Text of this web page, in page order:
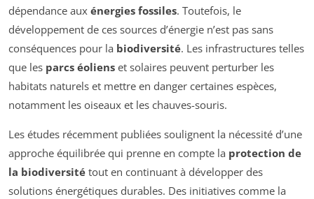
dépendance aux énergies fossiles. Toutefois, le
développement de ces sources d’énergie n’est pas sans
conséquences pour la biodiversité. Les infrastructures telles
que les parcs éoliens et solaires peuvent perturber les
habitats naturels et mettre en danger certaines espèces,
notamment les oiseaux et les chauves-souris.
Les études récemment publiées soulignent la nécessité d’une
approche équilibrée qui prenne en compte la protection de
la biodiversité tout en continuant à développer des
solutions énergétiques durables. Des initiatives comme la